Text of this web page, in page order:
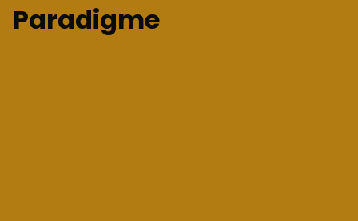
Paradigme